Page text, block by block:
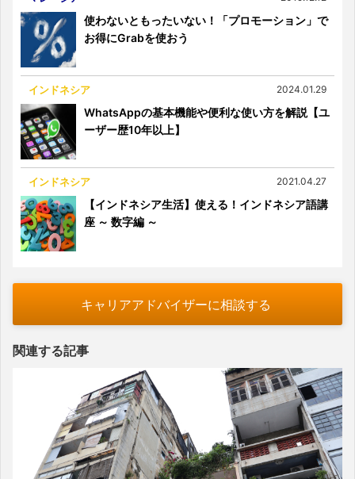
使わないともったいない！「プロモーション」で
お得にGrabを使おう
インドネシア 2024.01.29
WhatsAppの基本機能や便利な使い方を解説【ユ
ーザー歴10年以上】
インドネシア 2021.04.27
【インドネシア生活】使える！インドネシア語講
座 ～ 数字編 ～
キャリアアドバイザーに相談する
関連する記事